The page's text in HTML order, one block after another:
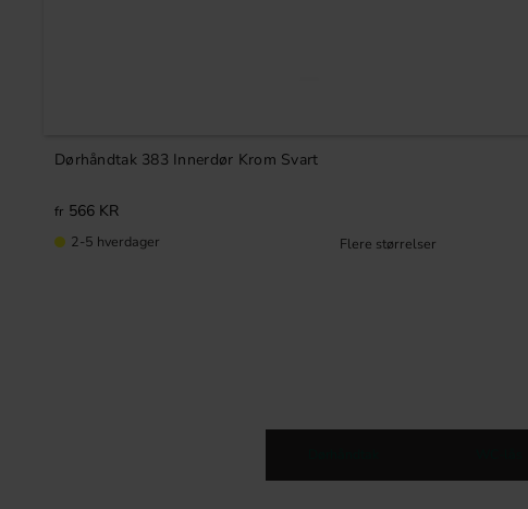
Dørhåndtak 383 Innerdør Krom Svart
566 KR
2-5 hverdager